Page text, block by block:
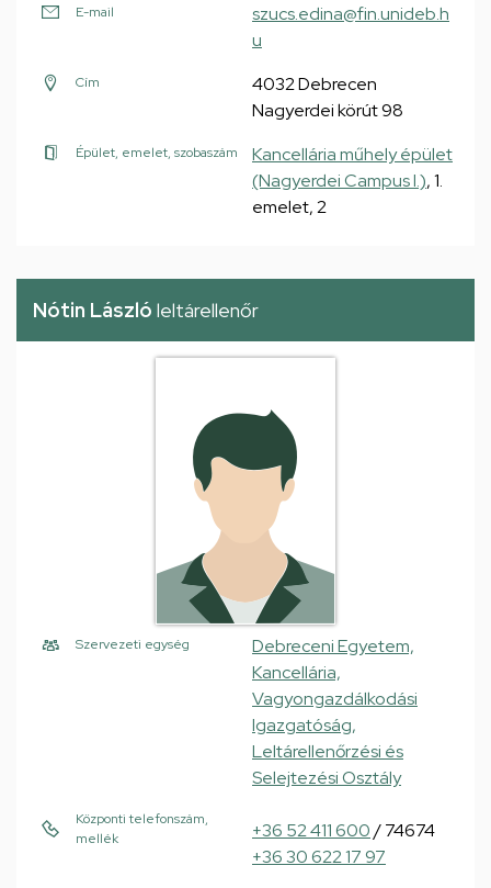
E-mail
szucs.edina@fin.unideb.h
u
Cím
4032 Debrecen
Nagyerdei körút 98
Épület, emelet, szobaszám
Kancellária műhely épület
(Nagyerdei Campus I.), 1.
emelet, 2
Nótin László leltárellenőr
Szervezeti egység
Debreceni Egyetem,
Kancellária,
Vagyongazdálkodási
Igazgatóság,
Leltárellenőrzési és
Selejtezési Osztály
Központi telefonszám,
mellék
+36 52 411 600/ 74674
+36 30 622 17 97